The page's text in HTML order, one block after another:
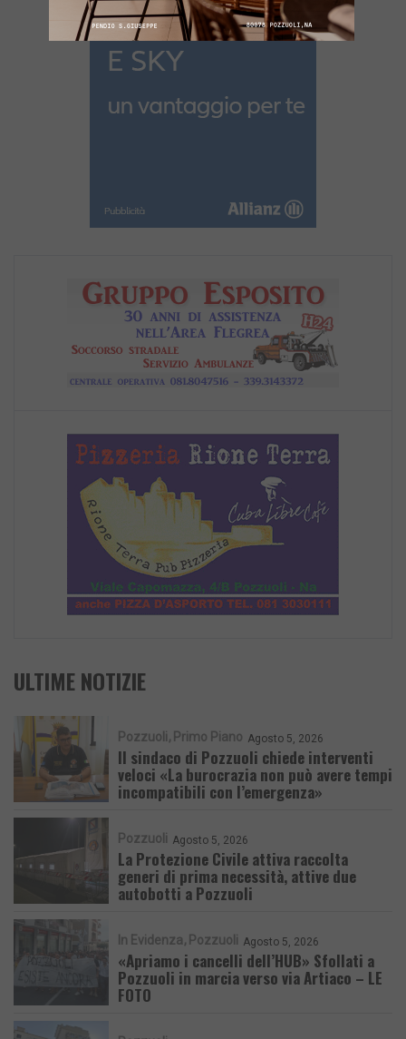
ULTIME NOTIZIE
Pozzuoli Primo Piano Agosto 5, 2026
Il sindaco di Pozzuoli chiede interventi
veloci «La burocrazia non può avere tempi
incompatibili con l’emergenza»
Pozzuoli Agosto 5, 2026
La Protezione Civile attiva raccolta
generi di prima necessità, attive due
autobotti a Pozzuoli
In Evidenza Pozzuoli Agosto 5, 2026
«Apriamo i cancelli dell’HUB» Sfollati a
Pozzuoli in marcia verso via Artiaco – LE
FOTO